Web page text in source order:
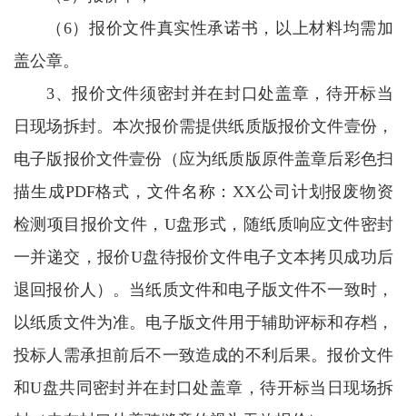
（6）报价文件真实性承诺书，以上材料均需加
盖公章。
3、报价文件须密封并在封口处盖章，待开标当
日现场拆封。本次报价需提供纸质版报价文件壹份，
电子版报价文件壹份（应为纸质版原件盖章后彩色扫
描生成PDF格式，文件名称：XX公司计划报废物资
检测项目报价文件，U盘形式，随纸质响应文件密封
一并递交，报价U盘待报价文件电子文本拷贝成功后
退回报价人）。当纸质文件和电子版文件不一致时，
以纸质文件为准。电子版文件用于辅助评标和存档，
投标人需承担前后不一致造成的不利后果。报价文件
和U盘共同密封并在封口处盖章，待开标当日现场拆